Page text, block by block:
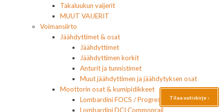
Takaluukun vaijerit
MUUT VAIJERIT
Voimansiirto
Jäähdyttimet & osat
Jäähdyttimet
Jäähdyttimen korkit
Anturit ja tunnistimet
Muut jäähdyttimen ja jäähdytyksen osat
Moottorin osat & kumipidikkeet
Lombardini FOCS / Progress
Lombardini DCI Commonrail
Tilaa uutiskirje ›